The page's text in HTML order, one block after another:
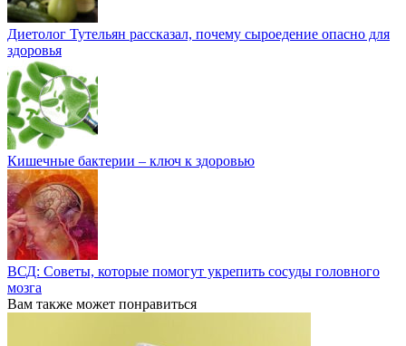
Диетолог Тутельян рассказал, почему сыроедение опасно для
здоровья
Кишечные бактерии – ключ к здоровью
ВСД: Советы, которые помогут укрепить сосуды головного
мозга
Вам также может понравиться